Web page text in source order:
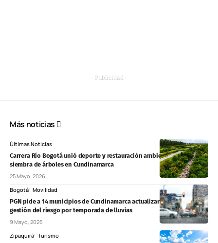
- Publicidad -
Más noticias
Últimas Noticias
Carrera Río Bogotá unió deporte y restauración ambiental con
siembra de árboles en Cundinamarca
25 Mayo, 2026
Bogotá Movilidad
PGN pide a 14 municipios de Cundinamarca actualizar planes de
gestión del riesgo por temporada de lluvias
9 Mayo, 2026
Zipaquirá Turismo